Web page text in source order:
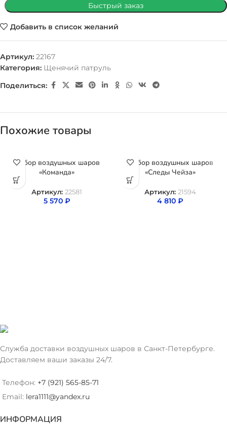
Быстрый заказ
Добавить в список желаний
Артикул: 22167
Категория: Щенячий патруль
Поделиться:
Похожие товары
Набор воздушных шаров
«Команда»
Артикул: 22581
5 570 ₽
Набор воздушных шаров
«Следы Чейза»
Артикул: 21594
4 810 ₽
Служба доставки воздушных шаров в Санкт-Петербурге.
Доставляем ваши заказы 24/7.
Телефон: +7 (921) 565-85-71
Email: lera1111@yandex.ru
ИНФОРМАЦИЯ